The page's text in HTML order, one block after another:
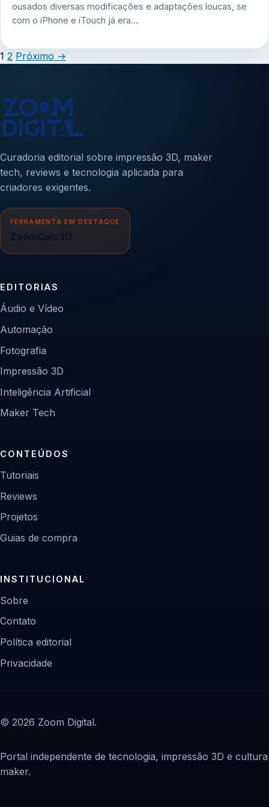
ousados diversas modificações e adaptações loucas, se
com o iPhone e iTouch já era…
1 2 Próximo →
Curadoria editorial sobre impressão 3D, maker
tech, reviews e tecnologia aplicada para
criadores exigentes.
FERRAMENTA EM DESTAQUE
ZoomCalc3D
EDITORIAS
Áudio e Vídeo
Automação
Fotografia
Impressão 3D
Inteligência Artificial
Maker Tech
CONTEÚDOS
Tutoriais
Reviews
Projetos
Guias de compra
INSTITUCIONAL
Sobre
Contato
Política editorial
Privacidade
© 2026 Zoom Digital.
Portal independente de tecnologia, impressão 3D e cultura
maker.